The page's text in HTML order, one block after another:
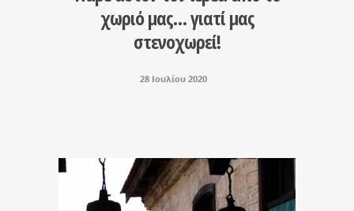
χωριό μας… γιατί μας
στενοχωρεί!
28 Ιουλίου 2020